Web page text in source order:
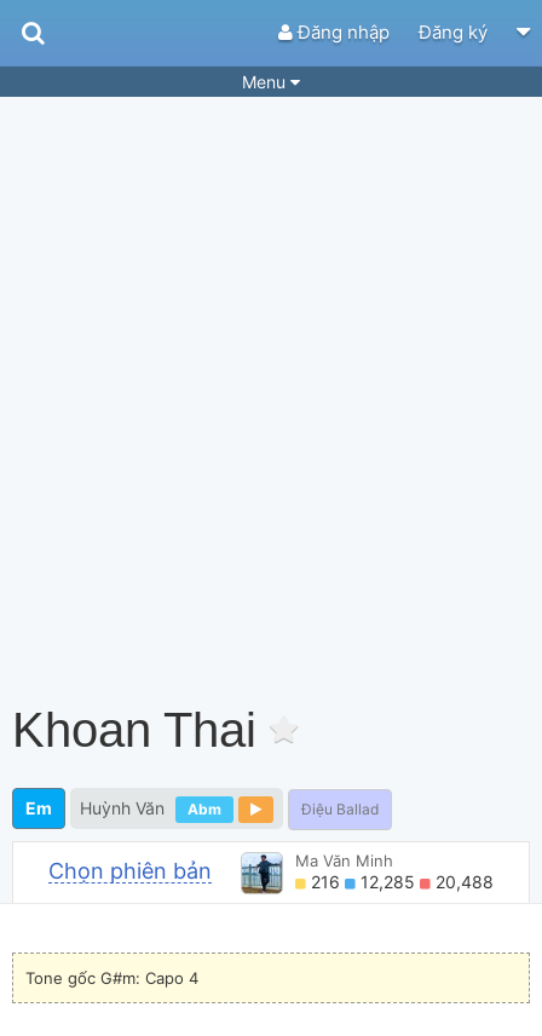
Đăng nhập Đăng ký
Menu
Khoan Thai
Em Huỳnh Văn Abm Điệu Ballad
Chọn phiên bản Ma Văn Minh
216 12,285 20,488
Tone gốc G#m: Capo 4